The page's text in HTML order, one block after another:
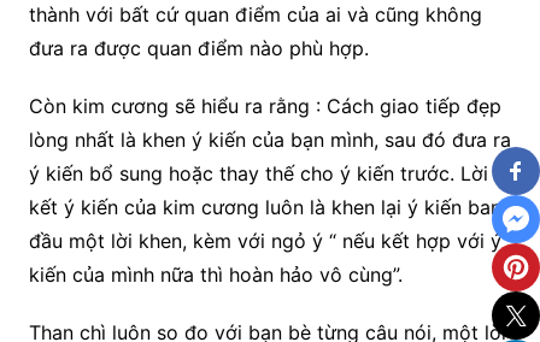
thành với bất cứ quan điểm của ai và cũng không
đưa ra được quan điểm nào phù hợp.
Còn kim cương sẽ hiểu ra rằng : Cách giao tiếp đẹp
lòng nhất là khen ý kiến của bạn mình, sau đó đưa ra
ý kiến bổ sung hoặc thay thế cho ý kiến trước. Lời
kết ý kiến của kim cương luôn là khen lại ý kiến ban
đầu một lời khen, kèm với ngỏ ý “ nếu kết hợp với ý
kiến của mình nữa thì hoàn hảo vô cùng”.
Than chì luôn so đo với bạn bè từng câu nói, một lời